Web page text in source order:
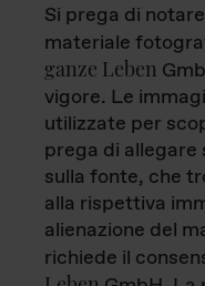
Si prega di
materiale
ganze Leben
vigore. Le
utilizzate per
prega di allegare
sulla fonte, che
alla rispettiva
alienazione del
richiede il